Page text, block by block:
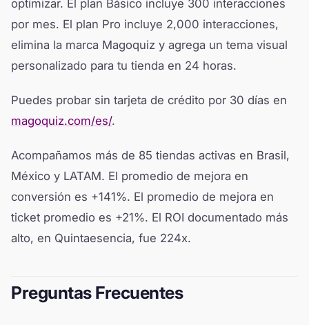
optimizar. El plan Básico incluye 300 interacciones
por mes. El plan Pro incluye 2,000 interacciones,
elimina la marca Magoquiz y agrega un tema visual
personalizado para tu tienda en 24 horas.
Puedes probar sin tarjeta de crédito por 30 días en
magoquiz.com/es/.
Acompañamos más de 85 tiendas activas en Brasil,
México y LATAM. El promedio de mejora en
conversión es +141%. El promedio de mejora en
ticket promedio es +21%. El ROI documentado más
alto, en Quintaesencia, fue 224x.
Preguntas Frecuentes